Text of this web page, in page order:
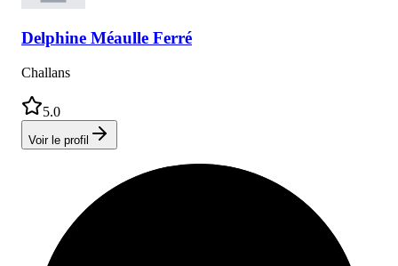
Delphine Méaulle Ferré
Challans
5.0
Voir le profil